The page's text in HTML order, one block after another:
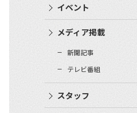
イベント
メディア掲載
新聞記事
テレビ番組
スタッフ